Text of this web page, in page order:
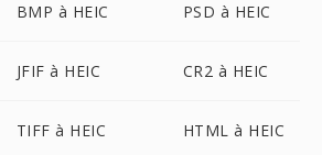
BMP à HEIC PSD à HEIC
JFIF à HEIC CR2 à HEIC
TIFF à HEIC HTML à HEIC